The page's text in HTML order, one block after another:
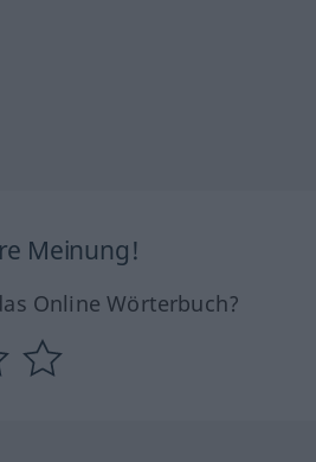
Meinung!
Online Wörterbuch?